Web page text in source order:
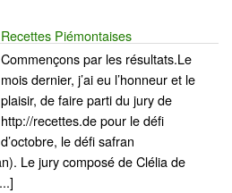
Recettes Piémontaises
Commençons par les résultats.Le
mois dernier, j’ai eu l’honneur et le
plaisir, de faire parti du jury de
http://recettes.de pour le défi
d’octobre, le défi safran
Le jury composé de Clélia de